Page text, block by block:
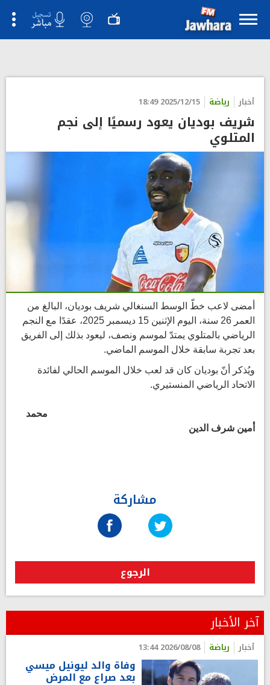
أخبار رياضة 2025/12/15 18:49
شريف بوديان يعود رسميًا إلى نجم
المتلوي
أمضى لاعب خطّ الوسط السنغالي شريف بوديان، البالغ من
العمر 26 سنة، اليوم الإثنين 15 ديسمبر 2025، عقدًا مع النجم
الرياضي بالمتلوي يمتدّ لموسم ونصف، ليعود بذلك إلى الفريق
بعد تجربة سابقة خلال الموسم الماضي.
ويُذكر أنّ بوديان كان قد لعب خلال الموسم الحالي لفائدة
الاتحاد الرياضي المنستيري.
محمد
أمين شرف الدين
مشاركة
الرجوع
آخر الأخبار
أخبار رياضة 2026/08/08 13:44
وفاة والد ليونيل ميسي
بعد صراع مع المرض